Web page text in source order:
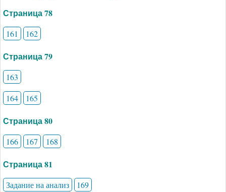
Страница 78
161 162
Страница 79
163
164
165
Страница 80
166 167 168
Страница 81
Задание на анализ 169